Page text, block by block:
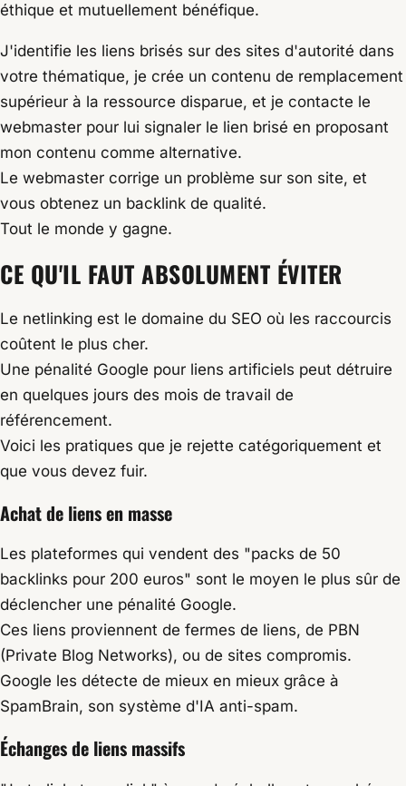
éthique et mutuellement bénéfique.
J'identifie les liens brisés sur des sites d'autorité dans
votre thématique, je crée un contenu de remplacement
supérieur à la ressource disparue, et je contacte le
webmaster pour lui signaler le lien brisé en proposant
mon contenu comme alternative.
Le webmaster corrige un problème sur son site, et
vous obtenez un backlink de qualité.
Tout le monde y gagne.
CE QU'IL FAUTABSOLUMENT ÉVITER
Le netlinking est le domaine du SEO où les raccourcis
coûtent le plus cher.
Une pénalité Google pour liens artificiels peut détruire
en quelques jours des mois de travail de
référencement.
Voici les pratiques que je rejette catégoriquement et
que vous devez fuir.
Achat de liens en masse
Les plateformes qui vendent des "packs de 50
backlinks pour 200 euros" sont le moyen le plus sûr de
déclencher une pénalité Google.
Ces liens proviennent de fermes de liens, de PBN
(Private Blog Networks), ou de sites compromis.
Google les détecte de mieux en mieux grâce à
SpamBrain, son système d'IA anti-spam.
Échanges de liens massifs